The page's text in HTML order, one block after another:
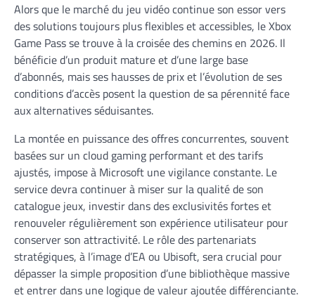
Alors que le marché du jeu vidéo continue son essor vers
des solutions toujours plus flexibles et accessibles, le Xbox
Game Pass se trouve à la croisée des chemins en 2026. Il
bénéficie d’un produit mature et d’une large base
d’abonnés, mais ses hausses de prix et l’évolution de ses
conditions d’accès posent la question de sa pérennité face
aux alternatives séduisantes.
La montée en puissance des offres concurrentes, souvent
basées sur un cloud gaming performant et des tarifs
ajustés, impose à Microsoft une vigilance constante. Le
service devra continuer à miser sur la qualité de son
catalogue jeux, investir dans des exclusivités fortes et
renouveler régulièrement son expérience utilisateur pour
conserver son attractivité. Le rôle des partenariats
stratégiques, à l’image d’EA ou Ubisoft, sera crucial pour
dépasser la simple proposition d’une bibliothèque massive
et entrer dans une logique de valeur ajoutée différenciante.